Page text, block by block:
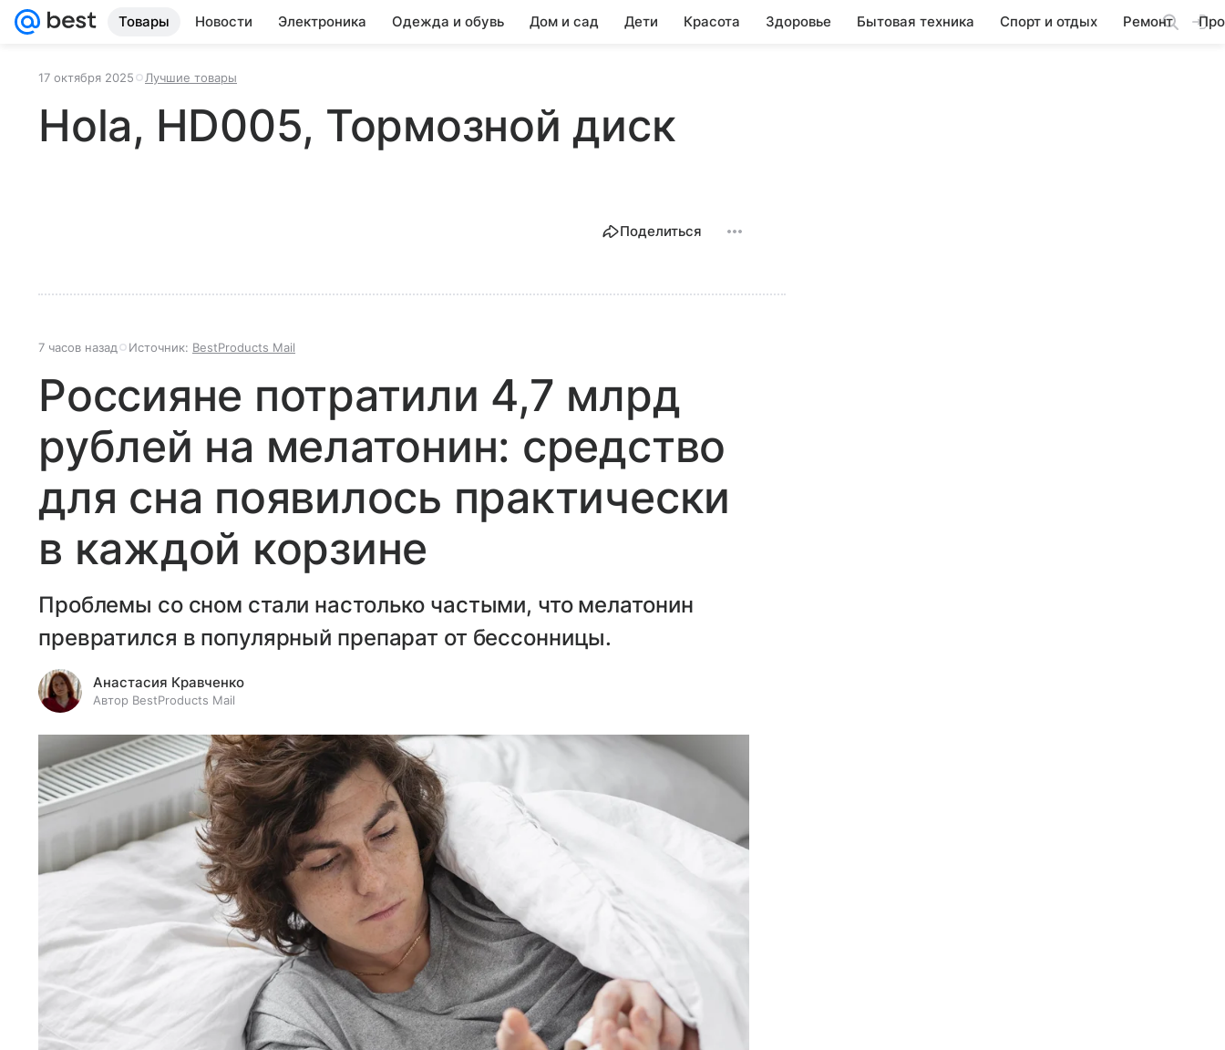
Товары Новости Электроника Одежда и обувь Дом и сад Дети Красота Здоровье Бытовая техника Спорт и отдых Ремонт
17 октября 2025 Лучшие товары
Hola, HD005, Тормозной диск
Поделиться
7 часов назад Источник: BestProducts Mail
Россияне потратили 4,7 млрд
рублей на мелатонин: средство
для сна появилось практически
в каждой корзине
Проблемы со сном стали настолько частыми, что мелатонин
превратился в популярный препарат от бессонницы.
Анастасия Кравченко
Автор BestProducts Mail